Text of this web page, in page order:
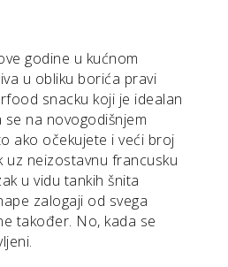
godine u kućnom
u obliku borića pravi
snacku koji je idealan
na novogodišnjem
ako očekujete i veći broj
uz neizostavnu francusku
u vidu tankih šnita
zalogaji od svega
također. No, kada se